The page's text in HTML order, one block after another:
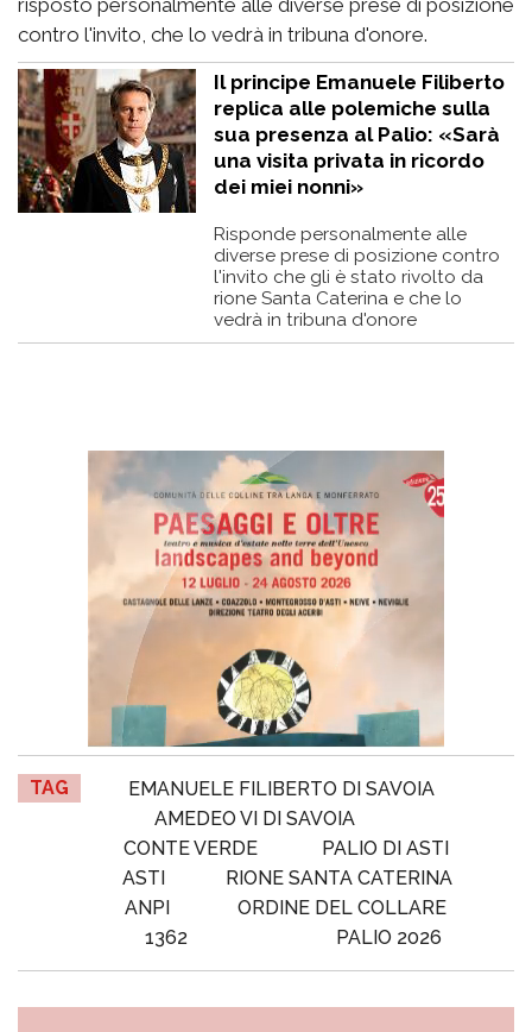
contro l'invito, che lo vedrà in tribuna d'onore.
Il principe Emanuele Filiberto
replica alle polemiche sulla
sua presenza al Palio: «Sarà
una visita privata in ricordo
dei miei nonni»
Risponde personalmente alle
diverse prese di posizione contro
l'invito che gli è stato rivolto da
rione Santa Caterina e che lo
vedrà in tribuna d'onore
TAG
EMANUELE FILIBERTO DI SAVOIA
AMEDEO VI DI SAVOIA
CONTE VERDE
PALIO DI ASTI
ASTI
RIONE SANTA CATERINA
ANPI
ORDINE DEL COLLARE
1362
PALIO 2026